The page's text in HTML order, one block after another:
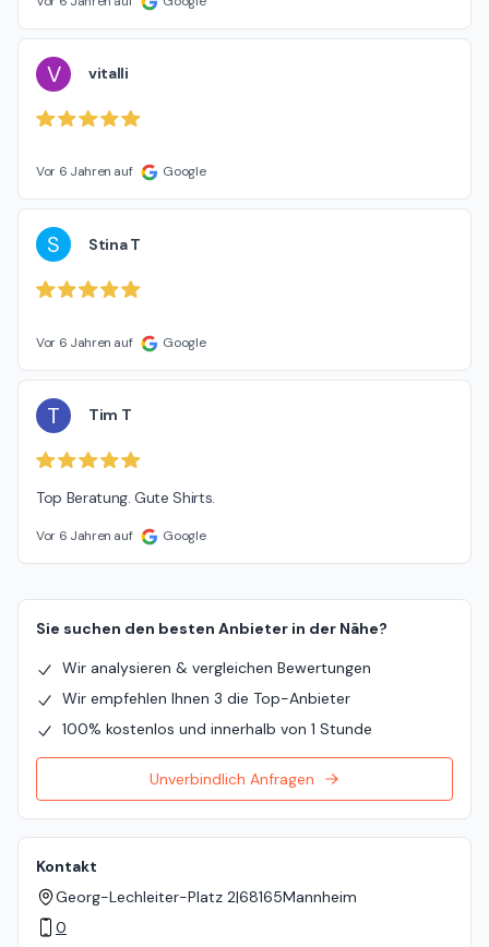
V vitalli
Vor 6 Jahren auf Google
S Stina T
Vor 6 Jahren auf Google
T Tim T
Top Beratung. Gute Shirts.
Vor 6 Jahren auf Google
Sie suchen den besten Anbieter in der Nähe?
Wir analysieren & vergleichen Bewertungen
Wir empfehlen Ihnen 3 die Top-Anbieter
100% kostenlos und innerhalb von 1 Stunde
Unverbindlich Anfragen
Kontakt
Georg-Lechleiter-Platz 2|68165Mannheim
0